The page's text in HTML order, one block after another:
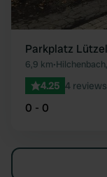
Parkplatz Lützel
6,9 km•
4.25 4 reviews
0 - 0